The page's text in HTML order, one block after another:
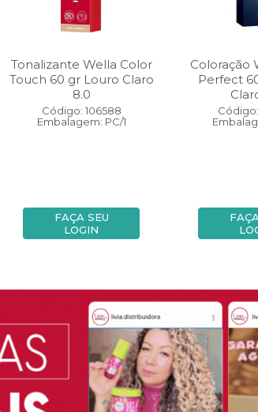
Tonalizante Wella Color
Touch 60 gr Louro Claro
8.0
Código: 106588
Embalagem: PC/1
FAÇA SEU
LOGIN
Coloração
Perfect